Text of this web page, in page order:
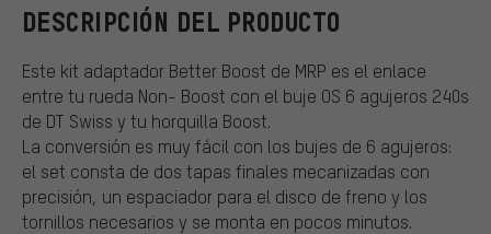
DESCRIPCIÓN DEL PRODUCTO
Este kit adaptador Better Boost de MRP es el enlace
entre tu rueda Non- Boost con el buje OS 6 agujeros 240s
de DT Swiss y tu horquilla Boost.
La conversión es muy fácil con los bujes de 6 agujeros:
el set consta de dos tapas finales mecanizadas con
precisión, un espaciador para el disco de freno y los
tornillos necesarios y se monta en pocos minutos.